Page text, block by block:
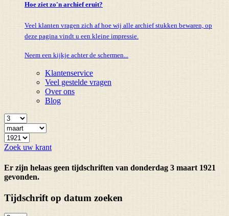
Hoe ziet zo'n archief eruit?
Veel klanten vragen zich af hoe wij alle archief stukken bewaren, op
deze pagina vindt u een kleine impressie.
Neem een kijkje achter de schermen...
Klantenservice
Veel gestelde vragen
Over ons
Blog
Zoek uw krant
Er zijn helaas geen tijdschriften van donderdag 3 maart 1921
gevonden.
Tijdschrift op datum zoeken